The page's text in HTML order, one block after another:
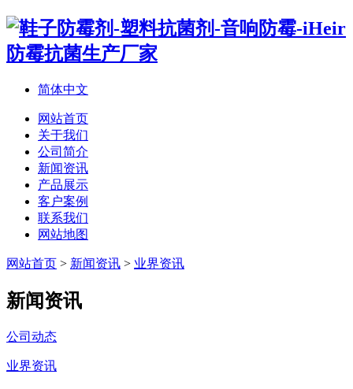
简体中文
网站首页
关于我们
公司简介
新闻资讯
产品展示
客户案例
联系我们
网站地图
网站首页 > 新闻资讯 > 业界资讯
新闻资讯
公司动态
业界资讯